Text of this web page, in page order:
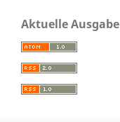
Aktuelle Ausgabe